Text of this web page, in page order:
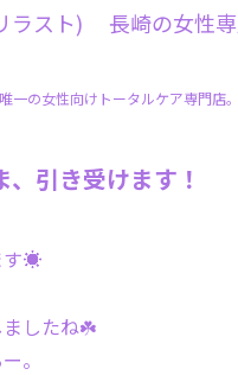
スト) 長崎の女性専
一の女性向けトータルケア専門店。
、引き受けます！
す☀
ましたね☘️
。